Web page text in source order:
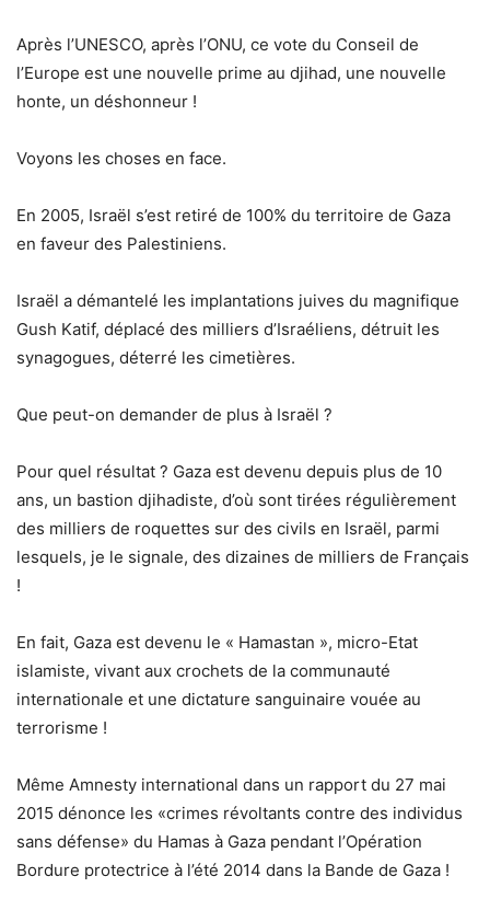
Après l’UNESCO, après l’ONU, ce vote du Conseil de
l’Europe est une nouvelle prime au djihad, une nouvelle
honte, un déshonneur !
Voyons les choses en face.
En 2005, Israël s’est retiré de 100% du territoire de Gaza
en faveur des Palestiniens.
Israël a démantelé les implantations juives du magnifique
Gush Katif, déplacé des milliers d’Israéliens, détruit les
synagogues, déterré les cimetières.
Que peut-on demander de plus à Israël ?
Pour quel résultat ? Gaza est devenu depuis plus de 10
ans, un bastion djihadiste, d’où sont tirées régulièrement
des milliers de roquettes sur des civils en Israël, parmi
lesquels, je le signale, des dizaines de milliers de Français
!
En fait, Gaza est devenu le « Hamastan », micro-Etat
islamiste, vivant aux crochets de la communauté
internationale et une dictature sanguinaire vouée au
terrorisme !
Même Amnesty international dans un rapport du 27 mai
2015 dénonce les «crimes révoltants contre des individus
sans défense» du Hamas à Gaza pendant l’Opération
Bordure protectrice à l’été 2014 dans la Bande de Gaza !